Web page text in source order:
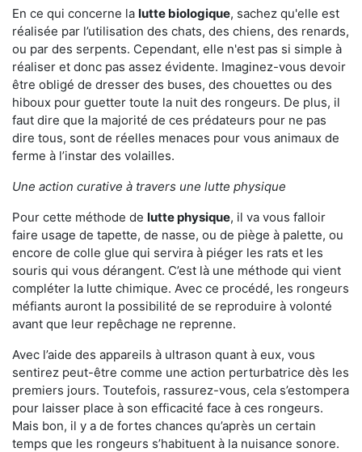
En ce qui concerne la lutte biologique, sachez qu'elle est
réalisée par l’utilisation des chats, des chiens, des renards,
ou par des serpents. Cependant, elle n'est pas si simple à
réaliser et donc pas assez évidente. Imaginez-vous devoir
être obligé de dresser des buses, des chouettes ou des
hiboux pour guetter toute la nuit des rongeurs. De plus, il
faut dire que la majorité de ces prédateurs pour ne pas
dire tous, sont de réelles menaces pour vous animaux de
ferme à l’instar des volailles.
Une action curative à travers une lutte physique
Pour cette méthode de lutte physique, il va vous falloir
faire usage de tapette, de nasse, ou de piège à palette, ou
encore de colle glue qui servira à piéger les rats et les
souris qui vous dérangent. C’est là une méthode qui vient
compléter la lutte chimique. Avec ce procédé, les rongeurs
méfiants auront la possibilité de se reproduire à volonté
avant que leur repêchage ne reprenne.
Avec l’aide des appareils à ultrason quant à eux, vous
sentirez peut-être comme une action perturbatrice dès les
premiers jours. Toutefois, rassurez-vous, cela s’estompera
pour laisser place à son efficacité face à ces rongeurs.
Mais bon, il y a de fortes chances qu’après un certain
temps que les rongeurs s’habituent à la nuisance sonore.